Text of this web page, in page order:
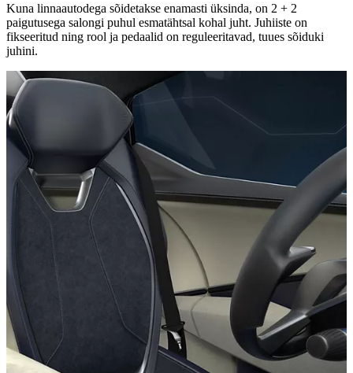
Kuna linnaautodega sõidetakse enamasti üksinda, on 2 + 2
paigutusega salongi puhul esmatähtsal kohal juht. Juhiiste on
fikseeritud ning rool ja pedaalid on reguleeritavad, tuues sõiduki
juhini.